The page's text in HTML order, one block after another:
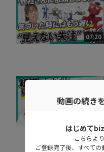
07:20
動画の続き
はじめて
こちらよ
ご登録完了後、すべての